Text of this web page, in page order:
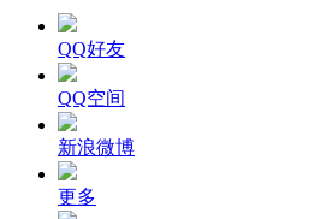
QQ好友
QQ空间
新浪微博
更多